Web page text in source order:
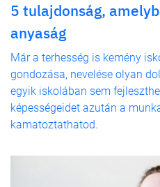
5 tulajdonság,
anyaság
Már a terhesség is kemény
gondozása, nevelése olyan
egyik iskolában sem
képességeidet azután a
kamatoztathatod.